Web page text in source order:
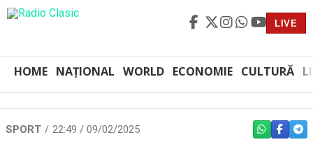
LIVE
HOME NAȚIONAL WORLD ECONOMIE CULTURĂ
SPORT 22:49 / 09/02/2025 WHATSAPP